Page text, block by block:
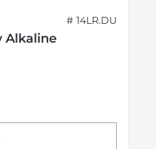
# 14LR.DU
Alkaline